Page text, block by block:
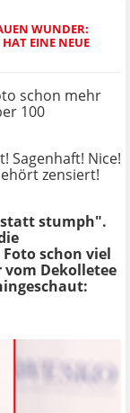
WUNDER:
EINE NEUE
schon mehr
100
Sagenhaft! Nice!
zensiert!
statt stumph".
schon viel
Dekolletee